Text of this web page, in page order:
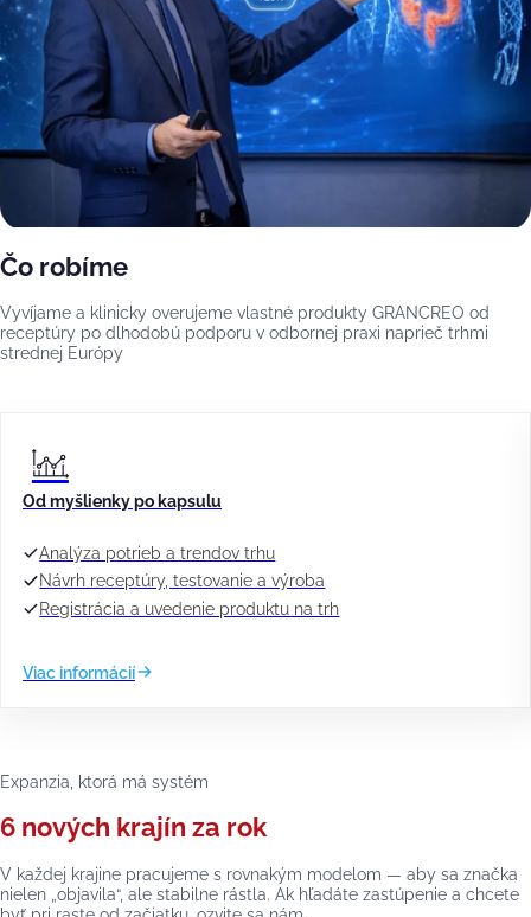
Čo robíme
Vyvíjame a klinicky overujeme vlastné produkty GRANCREO od
receptúry po dlhodobú podporu v odbornej praxi naprieč trhmi
strednej Európy
Od myšlienky po kapsulu
Analýza potrieb a trendov trhu
Návrh receptúry, testovanie a výroba
Registrácia a uvedenie produktu na trh
Viac informácií
Expanzia, ktorá má systém
6 nových krajín za rok
V každej krajine pracujeme s rovnakým modelom — aby sa značka
nielen „objavila“, ale stabilne rástla. Ak hľadáte zastúpenie a chcete